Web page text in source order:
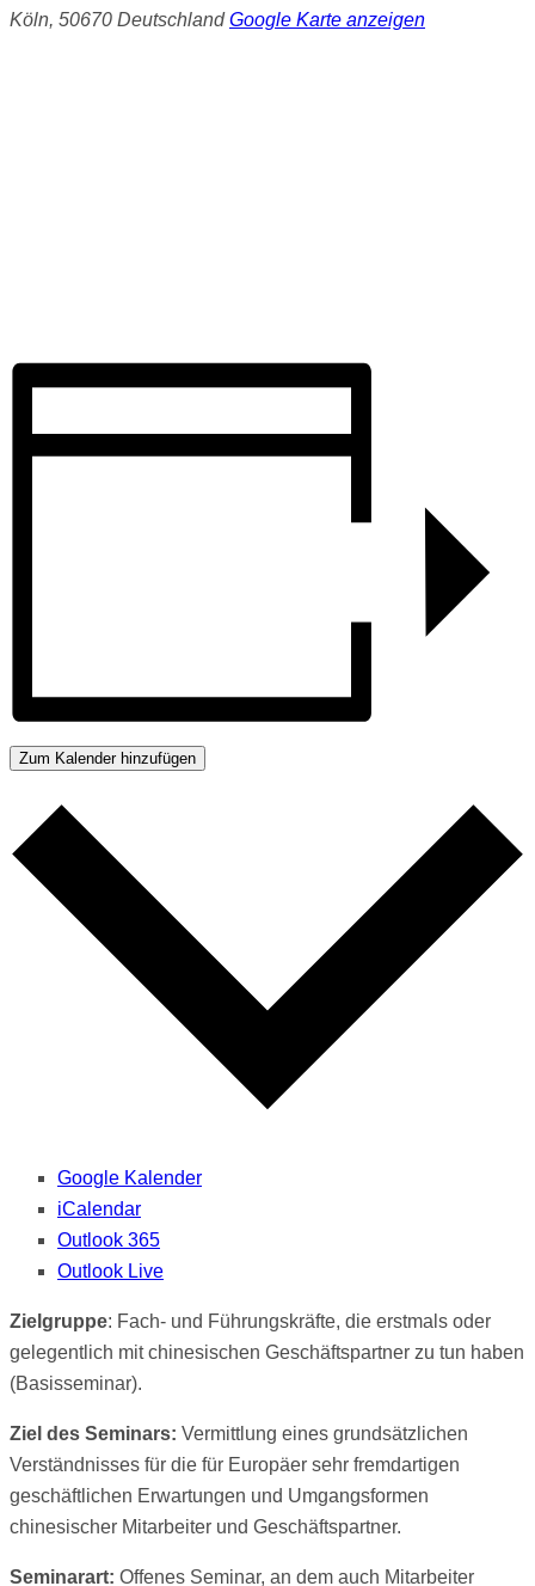
Köln, 50670 Deutschland Google Karte anzeigen
Zum Kalender hinzufügen
Google Kalender
iCalendar
Outlook 365
Outlook Live
Zielgruppe: Fach- und Führungskräfte, die erstmals oder
gelegentlich mit chinesischen Geschäftspartner zu tun haben
(Basisseminar).
Ziel des Seminars: Vermittlung eines grundsätzlichen
Verständnisses für die für Europäer sehr fremdartigen
geschäftlichen Erwartungen und Umgangsformen
chinesischer Mitarbeiter und Geschäftspartner.
Seminarart: Offenes Seminar, an dem auch Mitarbeiter